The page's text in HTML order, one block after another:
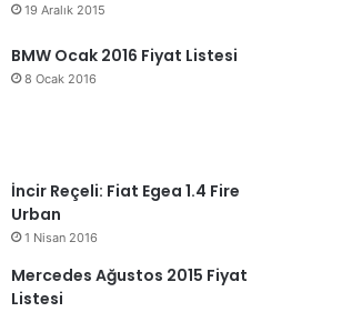
19 Aralık 2015
BMW Ocak 2016 Fiyat Listesi
8 Ocak 2016
İncir Reçeli: Fiat Egea 1.4 Fire
Urban
1 Nisan 2016
Mercedes Ağustos 2015 Fiyat
Listesi